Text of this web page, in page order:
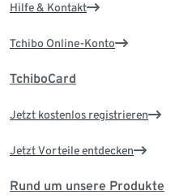
Hilfe & Kontakt
Tchibo Online-Konto
TchiboCard
Jetzt kostenlos registrieren
Jetzt Vorteile entdecken
Rund um unsere Produkte